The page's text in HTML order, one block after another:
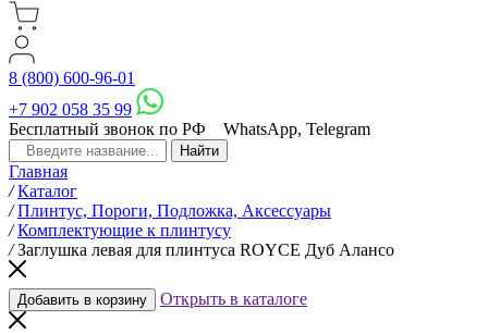
8 (800) 600-96-01
+7 902 058 35 99
Бесплатный звонок по РФ
WhatsApp, Telegram
Главная
/ Каталог
/ Плинтус, Пороги, Подложка, Аксессуары
/ Комплектующие к плинтусу
/ Заглушка левая для плинтуса ROYCE Дуб Алансо
Добавить в корзину Открыть в каталоге